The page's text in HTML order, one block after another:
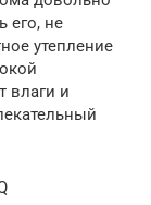
его, не
утепление
влаги и